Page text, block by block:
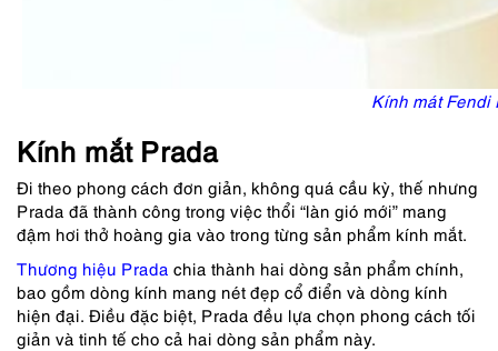
Kính mát Fendi
Kính mắt Prada
Đi theo phong cách đơn giản, không quá cầu kỳ, thế nhưng
Prada đã thành công trong việc thổi “làn gió mới” mang
đậm hơi thở hoàng gia vào trong từng sản phẩm kính mắt.
Thương hiệu Prada chia thành hai dòng sản phẩm chính,
bao gồm dòng kính mang nét đẹp cổ điển và dòng kính
hiện đại. Điều đặc biệt, Prada đều lựa chọn phong cách tối
giản và tinh tế cho cả hai dòng sản phẩm này.